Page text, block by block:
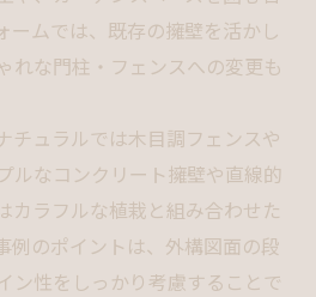
ームでは、既存の擁壁を活かし
れな門柱・フェンスへの変更も
チュラルでは木目調フェンスや
ルなコンクリート擁壁や直線的
カラフルな植栽と組み合わせた
例のポイントは、外構図面の段
ン性をしっかり考慮することで